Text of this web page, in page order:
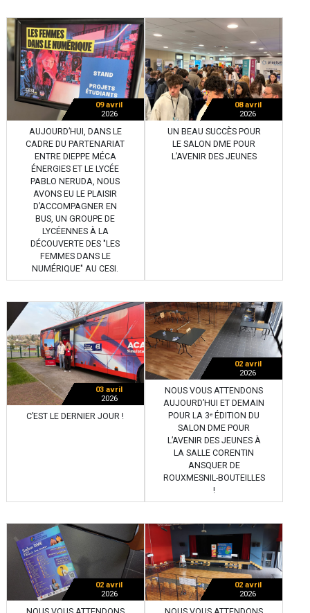
09 avril
2026
AUJOURD’HUI, DANS LE
CADRE DU PARTENARIAT
ENTRE DIEPPE MÉCA
ÉNERGIES ET LE LYCÉE
PABLO NERUDA, NOUS
AVONS EU LE PLAISIR
D’ACCOMPAGNER EN
BUS, UN GROUPE DE
LYCÉENNES À LA
DÉCOUVERTE DES "LES
FEMMES DANS LE
NUMÉRIQUE" AU CESI.
08 avril
2026
UN BEAU SUCCÈS POUR
LE SALON DME POUR
L’AVENIR DES JEUNES
03 avril
2026
C’EST LE DERNIER JOUR !
02 avril
2026
NOUS VOUS ATTENDONS
AUJOURD’HUI ET DEMAIN
POUR LA 3ᵉ ÉDITION DU
SALON DME POUR
L’AVENIR DES JEUNES À
LA SALLE CORENTIN
ANSQUER DE
ROUXMESNIL-BOUTEILLES
!
02 avril
2026
02 avril
2026